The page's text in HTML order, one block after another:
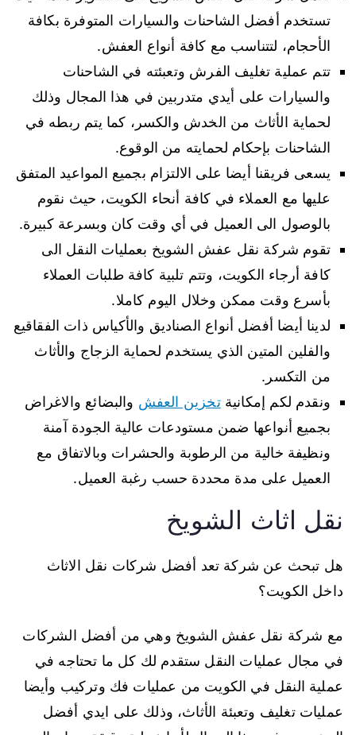
تستخدم أفضل الشاحنات والسيارات المتوفرة بكافة
الأحجام، لتتناسب مع كافة أنواع العفش.
تتم عملية تغليف الفرش وتعبئته في الشاحنات
والسيارات على أيدي متدربين في هذا المجال وذلك
لحماية الأثاث من الخدش والكسر، كما يتم ربطه في
الشاحنات بإحكام لحمايته من الوقوع.
يسعى فريقنا أيضا على الالتزام بجميع المواعيد المتفق
عليها مع العملاء في كافة أنحاء الكويت، حيث نقوم
بالوصول الى العميل في أي وقت كان وبسرعة كبيرة.
تقوم شركة نقل عفش الشويخ بعمليات النقل الى
كافة أرجاء الكويت، وتتم تلبية كافة طلبات العملاء
بأسرع وقت ممكن وخلال اليوم كاملا.
لدينا أيضا أفضل أنواع الصناديق والأكياس ذات الفقاقيع
والفلين المتين الذي يستخدم لحماية الزجاج والأثاث
من التكسر.
ونقدم لكم إمكانيةتخزين العفش والبضائع والاغراض
بجميع أنواعها ضمن مستودعات عالية الجودة آمنة
ونظيفة خالية من الرطوبة والحشرات وبالاتفاق مع
العميل على مدة محددة حسب رغبة العميل.
نقل اثاث الشويخ
هل تبحث عن شركة تعد أفضل شركات نقل الاثاث
داخل الكويت؟
مع شركة نقل عفش الشويخ وهي من أفضل الشركات
في مجال عمليات النقل ستقدم لك كل ما تحتاجه في
عملية النقل في الكويت من عمليات فك وتركيب وأيضا
عمليات تغليف وتعبئة الأثاث، وذلك على ايدي أفضل